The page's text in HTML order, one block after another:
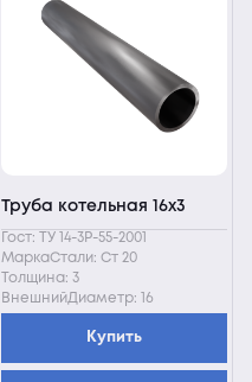
Труба котельная 16х3
Гост: ТУ 14-3Р-55-2001
МаркаСтали: Ст 20
Толщина: 3
ВнешнийДиаметр: 16
Купить